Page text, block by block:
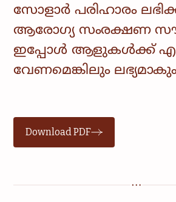
സോളാർ പരിഹാരം
ആരോഗ്യ സംരക്ഷണ
ഇപ്പോൾ ആളുകൾക്ക്
വേണമെങ്കിലും
Download PDF